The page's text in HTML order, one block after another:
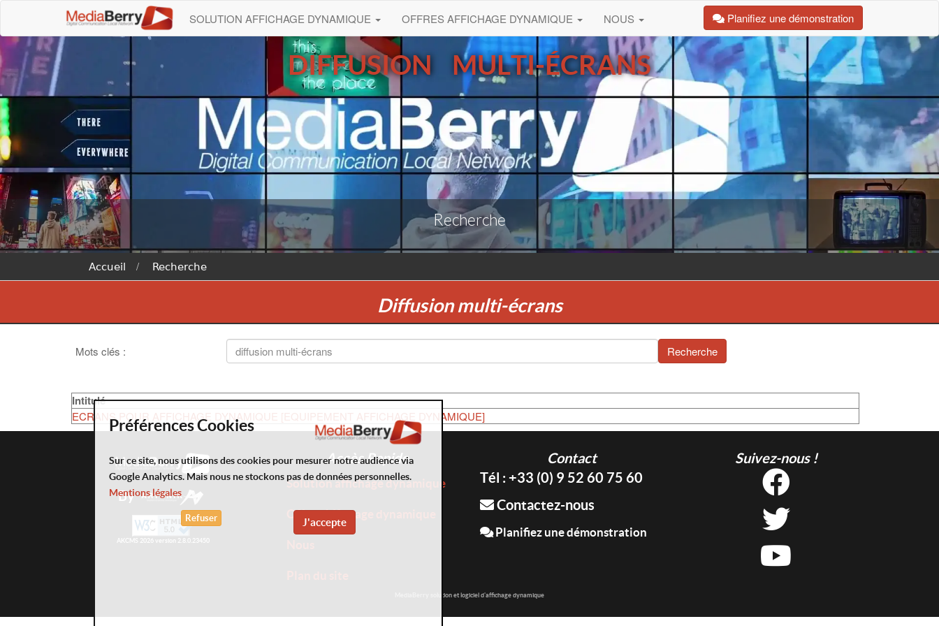
Planifiez une démonstration
SOLUTION AFFICHAGE DYNAMIQUE OFFRES AFFICHAGE DYNAMIQUE NOUS
DIFFUSION MULTI-ÉCRANS
Recherche
Accueil Recherche
Diffusion multi-écrans
Mots clés : Recherche
Intitulé
ECRANS POUR AFFICHAGE DYNAMIQUE [EQUIPEMENT AFFICHAGE DYNAMIQUE]
By
AKCMS 2026 version 2.8.0.23450
Accès Rapide
Solution affichage dynamique
Offres Affichage dynamique
Contact
Tél : +33 (0) 9 52 60 75 60
Contactez-nous
Planifiez une démonstration
Suivez-nous !
MediaBerry solution et logiciel d'affichage dynamique
Préférences Cookies
Sur ce site, nous utilisons des cookies pour mesurer notre audience via
Google Analytics. Mais nous ne stockons pas de données personnelles.
Mentions légales
J'accepte
Refuser